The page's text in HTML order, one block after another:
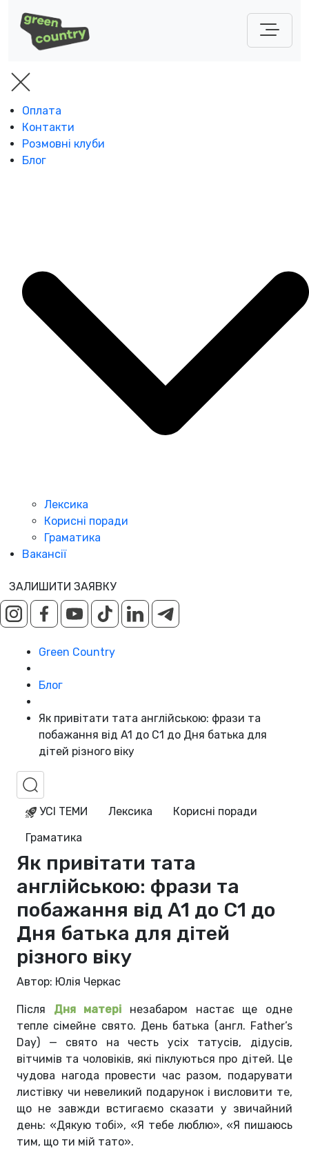
Оплата
Контакти
Розмовні клуби
Блог
Лексика
Корисні поради
Граматика
Вакансії
ЗАЛИШИТИ ЗАЯВКУ
Green Country
Блог
Як привітати тата англійською: фрази та
побажання від A1 до C1 до Дня батька для
дітей різного віку
УСІ ТЕМИ Лексика
Корисні поради
Граматика
Як привітати тата
англійською: фрази та
побажання від A1 до C1 до
Дня батька для дітей
різного віку
Автор: Юлія Черкас
Після Дня матері незабаром настає ще одне
тепле сімейне свято. День батька (англ. Father’s
Day) — свято на честь усіх татусів, дідусів,
вітчимів та чоловіків, які піклуються про дітей. Це
чудова нагода провести час разом, подарувати
листівку чи невеликий подарунок і висловити те,
що не завжди встигаємо сказати у звичайний
день: «Дякую тобі», «Я тебе люблю», «Я пишаюсь
тим, що ти мій тато».